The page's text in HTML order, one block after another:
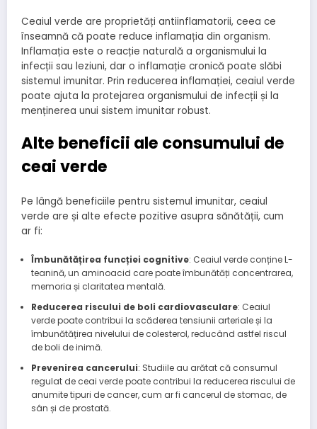
Ceaiul verde are proprietăți antiinflamatorii, ceea ce
înseamnă că poate reduce inflamația din organism.
Inflamația este o reacție naturală a organismului la
infecții sau leziuni, dar o inflamație cronică poate slăbi
sistemul imunitar. Prin reducerea inflamației, ceaiul verde
poate ajuta la protejarea organismului de infecții și la
menținerea unui sistem imunitar robust.
Alte beneficii ale consumului de
ceai verde
Pe lângă beneficiile pentru sistemul imunitar, ceaiul
verde are și alte efecte pozitive asupra sănătății, cum
ar fi:
Îmbunătățirea funcției cognitive: Ceaiul verde conține L-
teanină, un aminoacid care poate îmbunătăți concentrarea,
memoria și claritatea mentală.
Reducerea riscului de boli cardiovasculare: Ceaiul
verde poate contribui la scăderea tensiunii arteriale și la
îmbunătățirea nivelului de colesterol, reducând astfel riscul
de boli de inimă.
Prevenirea cancerului: Studiile au arătat că consumul
regulat de ceai verde poate contribui la reducerea riscului de
anumite tipuri de cancer, cum ar fi cancerul de stomac, de
sân și de prostată.